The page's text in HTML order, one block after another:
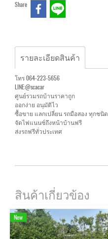
Share
รายละเอียดสินค้า
โทร 064-223-5656
LINE:@scacar
ศูนย์รวมรถบ้านราคาถูก
ออกง่าย อนุมัติไว
ซื้อขาย แลกเปลี่ยน รถมือสอง ทุกชนิด
จัดไฟแนนซ์ถึงหน้าบ้านฟรี
ส่งรถฟรีทั่วประเทศ
สินค้าเกี่ยวข้อง
New